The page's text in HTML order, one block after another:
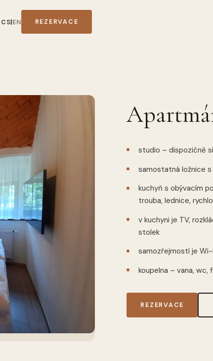
CS|EN REZERVACE
studio – dispozičně
samostatná ložnice s
kuchyň s obývacím
trouba, lednice,
v kuchyni je TV,
stolek
samozřejmostí je
koupelna – vana, wc,
REZERVACE